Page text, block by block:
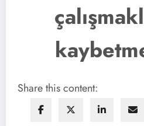
Share this content: